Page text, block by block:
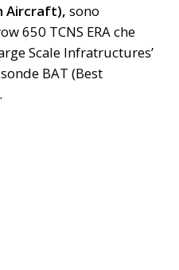
Aircraft),sono
650 TCNS ERA che
Scale Infratructures’
BAT (Best